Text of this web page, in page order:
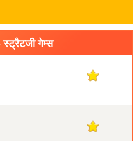
स्ट्रैटजी गेम्स
7
7